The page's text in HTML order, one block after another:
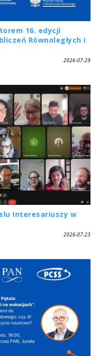
16. edycji
Równoległych i
2026-07-29
Interesariuszy w
2026-07-23